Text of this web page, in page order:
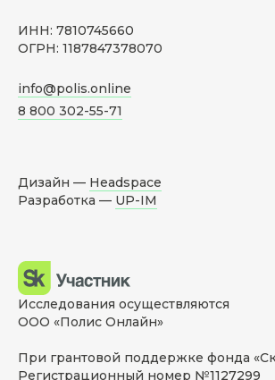
ИНН: 7810745660
ОГРН: 1187847378070
info@polis.online
8 800 302-55-71
Дизайн — Headspace
Разработка — UP-IM
Исследования осуществляются
ООО «Полис Онлайн»
При грантовой поддержке фонда
Регистрационный номер №1127299